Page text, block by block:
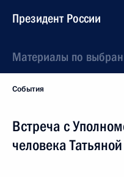
Президент России
Материалы по
События
Встреча с
человека